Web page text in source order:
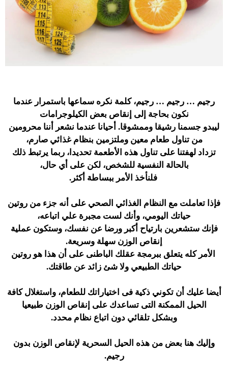
رجيم … رجيم … رجيم، كلمة نكره سماعها باستمرار عندما
نكون بحاجة إلى إنقاص بعض الكيلوجرامات
ليبدو جسمنا رشيقا وممشوقا. أحيانا عندما نشعر أننا محرومين
من تناول طعام معين وملتزمين بنظام غذائي صارم،
تزداد لهفتنا على تناول هذه الأطعمة تحديدا، ربما يرتبط ذلك
بالحالة النفسية للشخص، لكن على أي حال،
فلنأخذ الأمر ببساطة أكثر.
فإذا تعاملت مع النظام الغذائي الصحي على أنه جزء من روتين
حياتك اليومي، وأنك لست مجبرة علي اتباعه،
فإنك ستشعرين بارتياح أكبر ورضا عن نفسك، وستكون عملية
إنقاص الوزن سهلة وسريعة.
الأمر كله يتعلق ببرمجة عقلك الباطنى على أن هذا هو روتين
حياتك الطبيعي ولا شئ زائد عن طاقتك.
أيضا عليك أن تكوني ذكية فى اختياراتك للطعام، واستغلال كافة
الحيل الممكنة التى تساعدك على إنقاص الوزن طبيعيا
وبشكل تلقائي دون اتباع نظام محدد.
وإليك هنا بعض من هذه الحيل السحرية لإنقاص الوزن بدون
رجيم.